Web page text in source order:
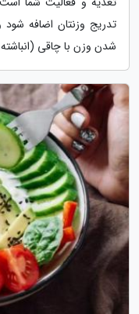
تدریج وزنتان اضافه شود
شدن وزن با چاقی